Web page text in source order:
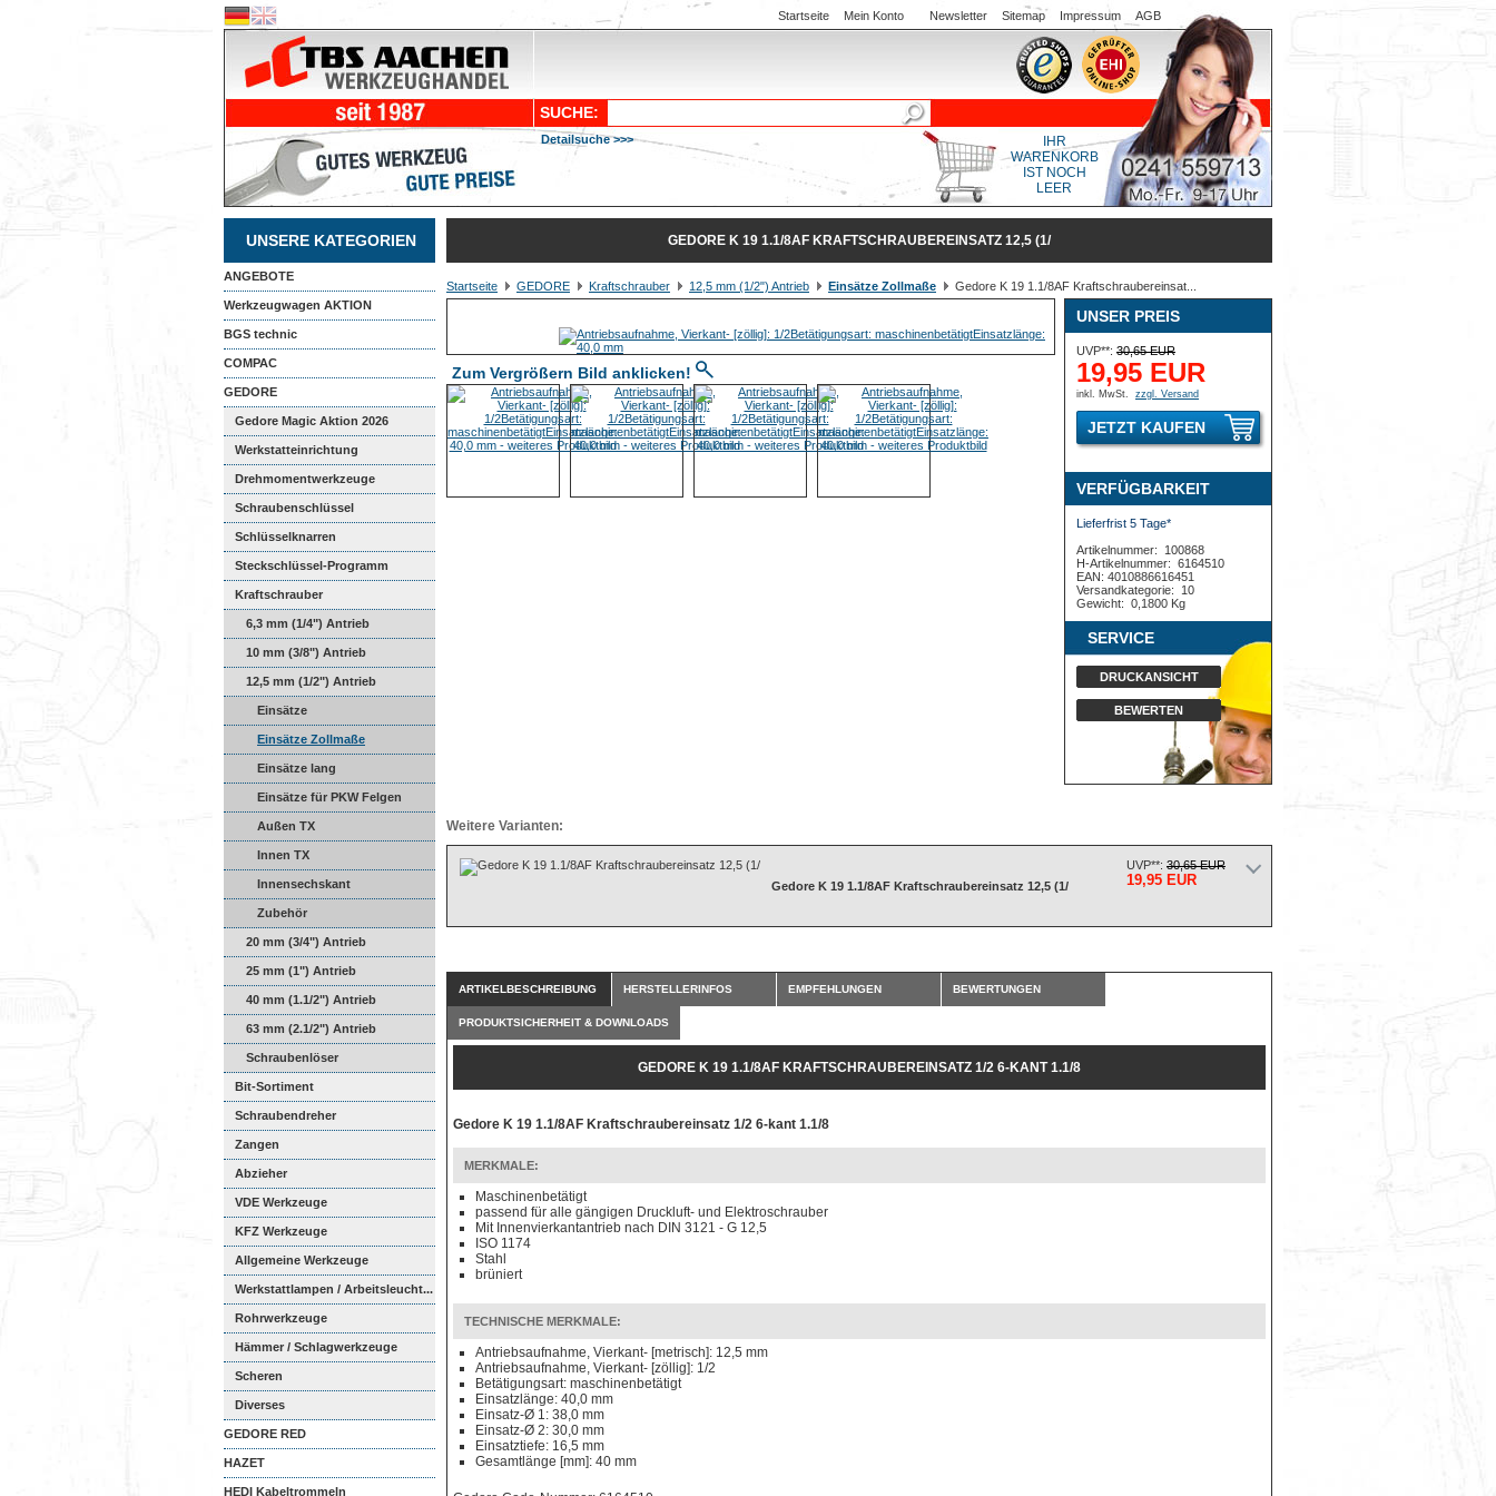
Startseite Mein Konto Newsletter Sitemap Impressum AGB
SUCHE:
Detailsuche >>>
IHR
WARENKORB
IST NOCH
LEER
UNSERE KATEGORIEN
ANGEBOTE
Werkzeugwagen AKTION
BGS technic
COMPAC
GEDORE
Gedore Magic Aktion 2026
Werkstatteinrichtung
Drehmomentwerkzeuge
Schraubenschlüssel
Schlüsselknarren
Steckschlüssel-Programm
Kraftschrauber
6,3 mm (1/4") Antrieb
10 mm (3/8") Antrieb
12,5 mm (1/2") Antrieb
Einsätze
Einsätze Zollmaße
Einsätze lang
Einsätze für PKW Felgen
Außen TX
Innen TX
Innensechskant
Zubehör
20 mm (3/4") Antrieb
25 mm (1") Antrieb
40 mm (1.1/2") Antrieb
63 mm (2.1/2") Antrieb
Schraubenlöser
Bit-Sortiment
Schraubendreher
Zangen
Abzieher
VDE Werkzeuge
KFZ Werkzeuge
Allgemeine Werkzeuge
Werkstattlampen / Arbeitsleucht...
Rohrwerkzeuge
Hämmer / Schlagwerkzeuge
Scheren
Diverses
GEDORE RED
HAZET
HEDI Kabeltrommeln
GEDORE K 19 1.1/8AF KRAFTSCHRAUBEREINSATZ 12,5 (1/
Startseite GEDORE Kraftschrauber 12,5 mm (1/2") Antrieb Einsätze Zollmaße Gedore K 19 1.1/8AF Kraftschraubereinsat...
Zum Vergrößern Bild anklicken!
UNSER PREIS
UVP**: 30,65 EUR
19,95 EUR
inkl. MwSt. zzgl. Versand
JETZT KAUFEN
VERFÜGBARKEIT
Lieferfrist 5 Tage*
Artikelnummer:
100868
H-Artikelnummer: 6164510
EAN: 4010886616451
Versandkategorie:
10
Gewicht: 0,1800 Kg
SERVICE
DRUCKANSICHT
BEWERTEN
Weitere Varianten:
Gedore K 19 1.1/8AF Kraftschraubereinsatz 12,5 (1/
UVP**: 30,65 EUR
19,95 EUR
ARTIKELBESCHREIBUNG HERSTELLERINFOS EMPFEHLUNGEN BEWERTUNGEN
PRODUKTSICHERHEIT & DOWNLOADS
GEDORE K 19 1.1/8AF KRAFTSCHRAUBEREINSATZ 1/2 6-KANT 1.1/8
Gedore K 19 1.1/8AF Kraftschraubereinsatz 1/2 6-kant 1.1/8
MERKMALE:
Maschinenbetätigt
passend für alle gängigen Druckluft- und Elektroschrauber
Mit Innenvierkantantrieb nach DIN 3121 - G 12,5
ISO 1174
Stahl
brüniert
TECHNISCHE MERKMALE:
Antriebsaufnahme, Vierkant- [metrisch]: 12,5 mm
Antriebsaufnahme, Vierkant- [zöllig]: 1/2
Betätigungsart: maschinenbetätigt
Einsatzlänge: 40,0 mm
Einsatz-Ø 1: 38,0 mm
Einsatz-Ø 2: 30,0 mm
Einsatztiefe: 16,5 mm
Gesamtlänge [mm]: 40 mm